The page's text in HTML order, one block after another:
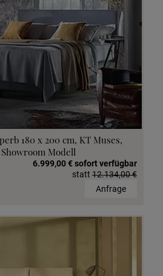
180 x 200 cm, KT Muses,
Modell
6.999,00 € sofort verfügbar
statt 12.134,00 €
Anfrage